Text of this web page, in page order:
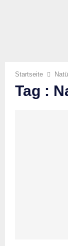
Startseite
Tag :